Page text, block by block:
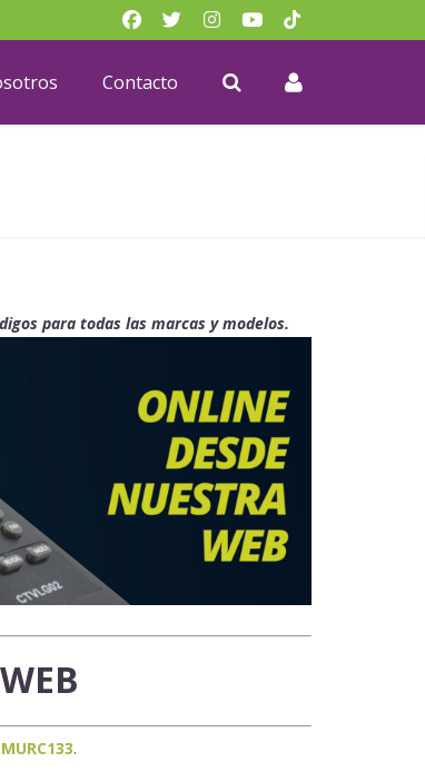
Contacto
para todas las marcas y modelos.
.